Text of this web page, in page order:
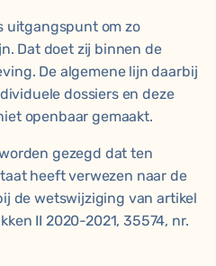
uitgangspunt om zo
Dat doet zij binnen de
De algemene lijn daarbij
dossiers en deze
openbaar gemaakt.
gezegd dat ten
heeft verwezen naar de
de wetswijziging van artikel
II 2020-2021, 35574, nr.